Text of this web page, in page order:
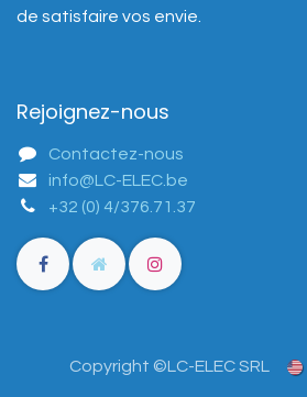
de satisfaire vos envie.
Rejoignez-nous
Contactez-nous
info@LC-ELEC.be
+32 (0) 4/376.71.37
Copyright ©LC-ELEC SRL